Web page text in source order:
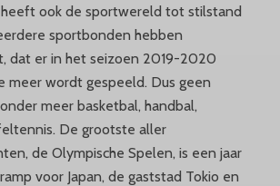
heeft ook de sportwereld tot stilstand
sportbonden hebben
dat er in het seizoen 2019-2020
meer wordt gespeeld. Dus geen
meer basketbal, handbal,
De grootste aller
de Olympische Spelen, is een jaar
voor Japan, de gaststad Tokio en